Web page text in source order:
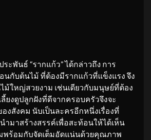
นธ์ “รากแก้ว” ได้กล่าวถึง การ
นกับต้นไม้ ที่ต้องมีรากแก้วที่แข็งแรง จึง
ม้ใหญ่สวยงาม เช่นเดียวกับมนุษย์ที่ต้อง
ยงดูปลูกฝังที่ดีจากครอบครัวจึงจะ
งสังคม นับเป็นละครอีกหนึ่งเรื่องที่
ำมาสร้างสรรค์เพื่อสะท้อนให้ได้เห็น
พร้อมกับจัดเต็มอัดแน่นด้วยคุณภาพ